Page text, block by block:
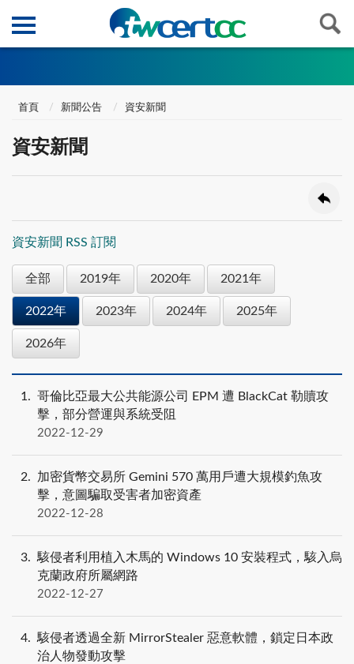
首頁 新聞公告 資安新聞
資安新聞
資安新聞 RSS 訂閱
全部 2019年 2020年 2021年
2022年 2023年 2024年 2025年
2026年
1
哥倫比亞最大公共能源公司 EPM 遭 BlackCat 勒贖攻
擊，部分營運與系統受阻
2022-12-29
2
加密貨幣交易所 Gemini 570 萬用戶遭大規模釣魚攻
擊，意圖騙取受害者加密資產
2022-12-28
3
駭侵者利用植入木馬的 Windows 10 安裝程式，駭入烏
克蘭政府所屬網路
2022-12-27
4
駭侵者透過全新 MirrorStealer 惡意軟體，鎖定日本政
治人物發動攻擊